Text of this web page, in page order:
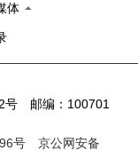
体
2号 邮编：100701
号
京公网安备